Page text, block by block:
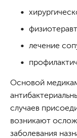
лечение
Основой
случаев
возникают
заболевания